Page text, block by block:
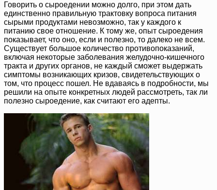
Говорить о сыроедении можно долго, при этом дать
единственно правильную трактовку вопроса питания
сырыми продуктами невозможно, так у каждого к
питанию свое отношение. К тому же, опыт сыроедения
показывает, что оно, если и полезно, то далеко не всем.
Существует большое количество противопоказаний,
включая некоторые заболевания желудочно-кишечного
тракта и других органов, не каждый сможет выдержать
симптомы возникающих кризов, свидетельствующих о
том, что процесс пошел. Не вдаваясь в подробности, мы
решили на опыте конкретных людей рассмотреть, так ли
полезно сыроедение, как считают его адепты.